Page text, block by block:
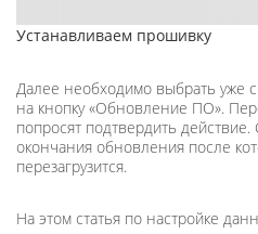
Устанавливаем прошивку
Далее необходимо выбрать уже
на кнопку «Обновление ПО».
попросят подтвердить
окончания обновления после
перезагрузится.
На этом статья по настройке